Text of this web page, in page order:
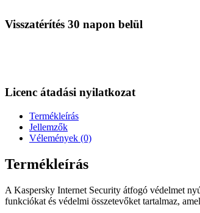
Visszatérítés 30 napon belül
Licenc átadási nyilatkozat
Termékleírás
Jellemzők
Vélemények (0)
Termékleírás
A Kaspersky Internet Security átfogó védelmet
funkciókat és védelmi összetevőket tartalmaz,